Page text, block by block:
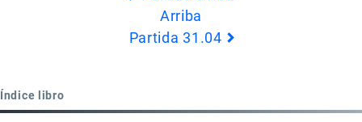
31.03
Arriba
Partida 31.04
Índice libro